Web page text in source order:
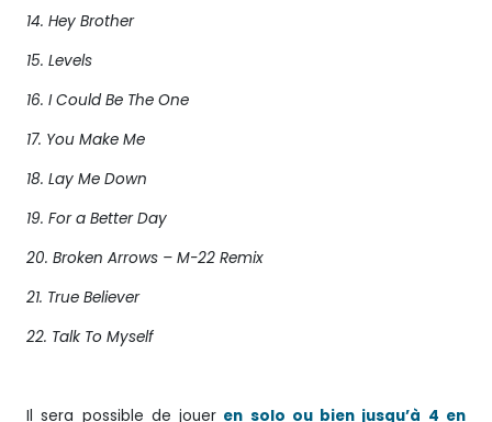
14. Hey Brother
15. Levels
16. I Could Be The One
17. You Make Me
18. Lay Me Down
19. For a Better Day
20. Broken Arrows – M-22 Remix
21. True Believer
22. Talk To Myself
Il sera possible de jouer en solo ou bien jusqu’à 4 en